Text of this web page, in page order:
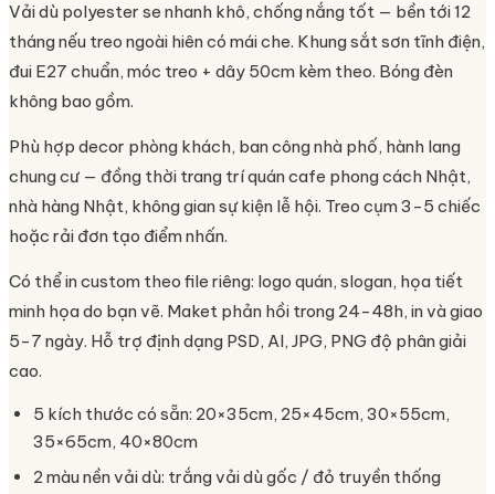
Vải dù polyester se nhanh khô, chống nắng tốt — bền tới 12
tháng nếu treo ngoài hiên có mái che. Khung sắt sơn tĩnh điện,
đui E27 chuẩn, móc treo + dây 50cm kèm theo. Bóng đèn
không bao gồm.
Phù hợp decor phòng khách, ban công nhà phố, hành lang
chung cư — đồng thời trang trí quán cafe phong cách Nhật,
nhà hàng Nhật, không gian sự kiện lễ hội. Treo cụm 3-5 chiếc
hoặc rải đơn tạo điểm nhấn.
Có thể in custom theo file riêng: logo quán, slogan, họa tiết
minh họa do bạn vẽ. Maket phản hồi trong 24-48h, in và giao
5-7 ngày. Hỗ trợ định dạng PSD, AI, JPG, PNG độ phân giải
cao.
5 kích thước có sẵn: 20×35cm, 25×45cm, 30×55cm,
35×65cm, 40×80cm
2 màu nền vải dù: trắng vải dù gốc / đỏ truyền thống